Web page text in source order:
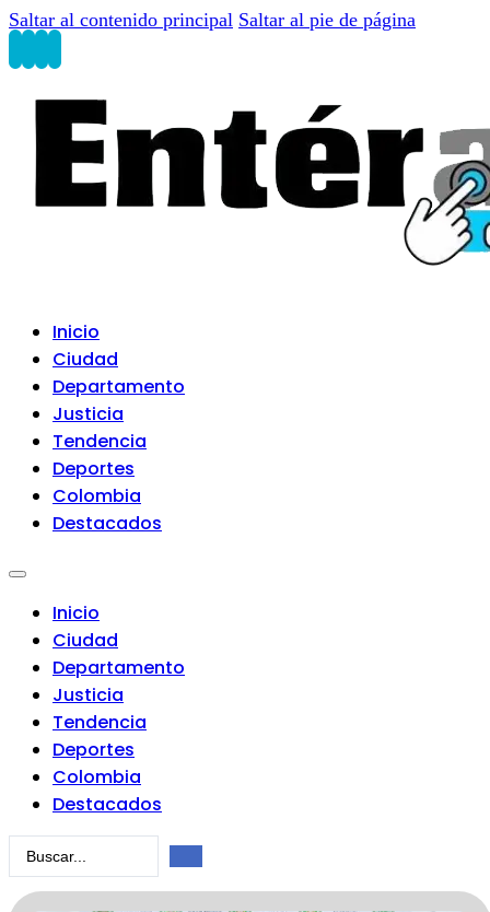
Saltar al contenido principal Saltar al pie de página
Inicio
Ciudad
Departamento
Justicia
Tendencia
Deportes
Colombia
Destacados
Inicio
Ciudad
Departamento
Justicia
Tendencia
Deportes
Colombia
Destacados
Search